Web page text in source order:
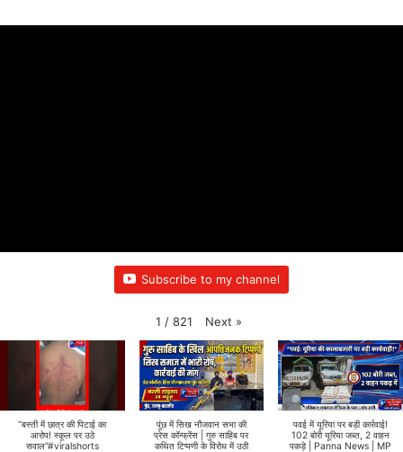
Subscribe to my channel
1 / 821 Next »
“बस्ती में छात्र की पिटाई का
आरोप! स्कूल पर उठे
सवाल”#viralshorts
पुंछ में सिख नौजवान सभा की
प्रेस कॉन्फ्रेंस | गुरु साहिब पर
कथित टिप्पणी के विरोध में उठी
पवई में यूरिया पर बड़ी कार्रवाई!
102 बोरी यूरिया जब्त, 2 वाहन
पकड़े | Panna News | MP